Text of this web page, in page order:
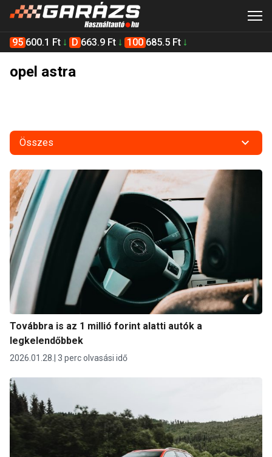
95 600.1 Ft D 663.9 Ft 100 685.5 Ft
opel astra
Összes
Továbbra is az 1 millió forint alatti autók a
legkelendőbbek
2026.01.28. 3 perc olvasási idő